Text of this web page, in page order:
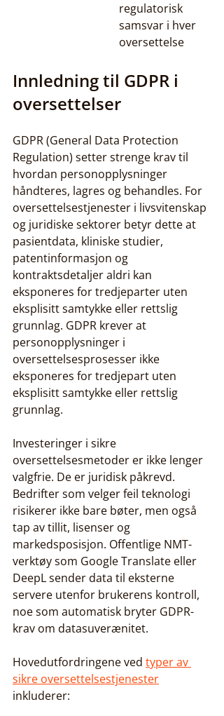
regulatorisk
samsvar i hver
oversettelse
Innledning til GDPR i
oversettelser
GDPR (General Data Protection
Regulation) setter strenge krav til
hvordan personopplysninger
håndteres, lagres og behandles. For
oversettelsestjenester i livsvitenskap
og juridiske sektorer betyr dette at
pasientdata, kliniske studier,
patentinformasjon og
kontraktsdetaljer aldri kan
eksponeres for tredjeparter uten
eksplisitt samtykke eller rettslig
grunnlag. GDPR krever at
personopplysninger i
oversettelsesprosesser ikke
eksponeres for tredjepart uten
eksplisitt samtykke eller rettslig
grunnlag.
Investeringer i sikre
oversettelsesmetoder er ikke lenger
valgfrie. De er juridisk påkrevd.
Bedrifter som velger feil teknologi
risikerer ikke bare bøter, men også
tap av tillit, lisenser og
markedsposisjon. Offentlige NMT-
verktøy som Google Translate eller
DeepL sender data til eksterne
servere utenfor brukerens kontroll,
noe som automatisk bryter GDPR-
krav om datasuverænitet.
Hovedutfordringene ved typer av
sikre oversettelsestjenester
inkluderer: